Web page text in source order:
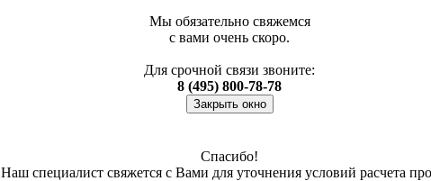
Мы обязательно свяжемся
с вами очень скоро.
Для срочной связи звоните:
8 (495) 800-78-78
Закрыть окно
Спасибо!
Наш специалист свяжется с Вами для уточнения условий расчета